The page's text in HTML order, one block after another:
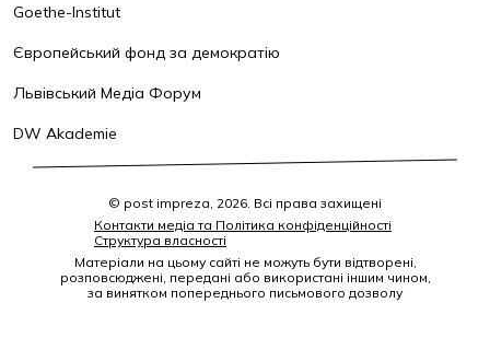
Goethe-Institut
Європейський фонд за демократію
Львівський Медіа Форум
DW Akademie
© post impreza, 2026. Всі права захищені
Контакти медіа та Політика конфіденційності
Структура власності
Матеріали на цьому сайті не можуть бути відтворені,
розповсюджені, передані або використані іншим чином,
за винятком попереднього письмового дозволу